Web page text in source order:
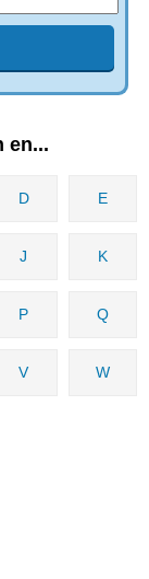
en...
D E
J K
P Q
V W